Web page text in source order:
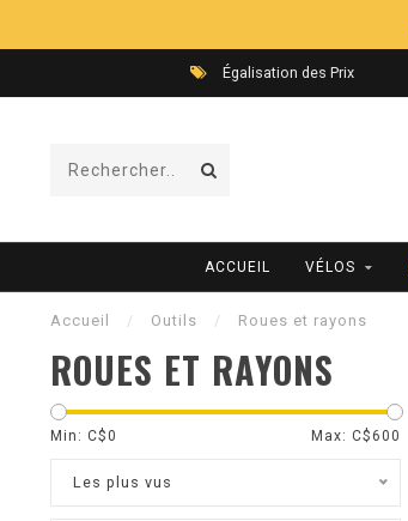
Égalisation des Prix
ACCUEIL VÉLOS
Accueil / Outils / Roues et rayons
ROUES ET RAYONS
Min: C$0 Max: C$ 600
Les plus vus